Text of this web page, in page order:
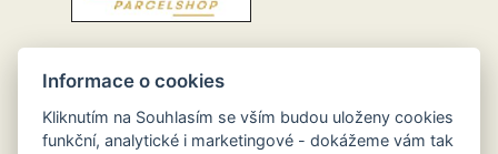
Informace o cookies
Kliknutím na Souhlasím se vším budou uloženy cookies
funkční, analytické i marketingové - dokážeme vám tak